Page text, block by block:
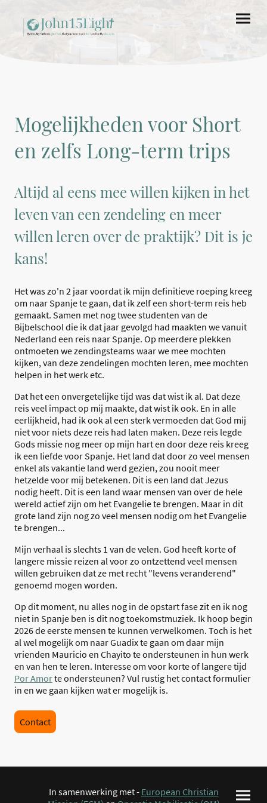
Mogelijkheden voor Short
en zelfs Long-term trips
Altijd al eens mee willen kijken in het
leven van een zendeling en meer
willen leren over de praktijk? Dit is je
kans!
Het was zo'n 2 jaar voordat ik mijn definitieve roeping kreeg
om naar Spanje te gaan, dat ik zelf een short-term reis heb
gemaakt. Samen met nog twee studenten van de
Bijbelschool die ik dat jaar gevolgd had maakten we vanuit
Nederland een reis naar Spanje. Op meerdere plekken
ontmoeten we zendingsteams waar we mee mochten
kijken, van deze zendelingen mochten leren, mee mochten
helpen in het werk etc.
Dat het een onvergetelijke tijd was dat wist ik al. Dat deze
reis veel impact op mij maakte, dat wist ik ook. En in alle
eerlijkheid, had ik ook al een sterk vermoeden dat God mij
niet voor niets deze reis had laten maken. Deze reis legde
Gods missie nog meer op mijn hart en door deze reis kreeg
ik een liefde voor Spanje. Het land dat door zo veel mensen
enkel als vakantie land werd gezien, zou nooit meer
hetzelde voor mij betekenen. Dit is een land dat Jezus
nodig heeft. Dit is een land waar mensen van over de hele
wereld actief zijn om het Evangelie te brengen. Maar in dit
grote land zijn nog zo veel mensen nodig om het Evangelie
te brengen...
Mijn verhaal is slechts 1 van de velen. God heeft korte of
langere missie reizen al voor zo ontzettend veel mensen
willen gebruiken dat ze met recht "levens veranderend"
genoemd mogen worden.
Op dit moment, nu alles nog in de opstart fase zit en ik nog
niet in Spanje ben is dit nog toekomstmuziek. Ik hoop begin
2026 de eerste mensen te kunnen verwelkomen. Toch is het
al wel mogelijk om naar Guadix te gaan om daar mijn
vrienden Mauricio en Chayito te ondersteunen in hun werk
en van hen te leren. Interesse om voor korte of langere tijd
Por Amorte ondersteunen? Vul rustig het contact formulier
in en we gaan kijken wat er mogelijk is.
Contact
In samenwerking met - European Christian